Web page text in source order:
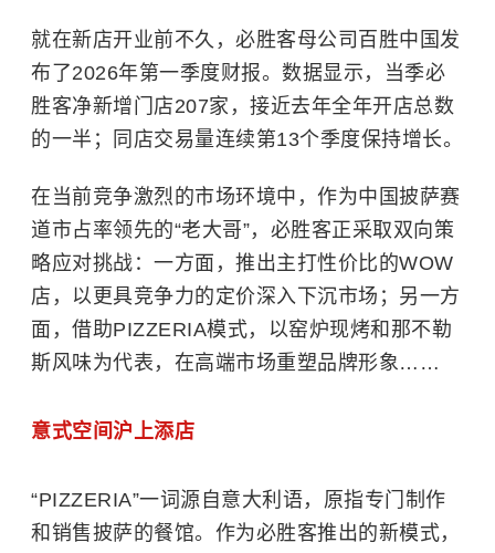
就在新店开业前不久，必胜客母公司百胜中国发
布了2026年第一季度财报。数据显示，当季必
胜客净新增门店207家，接近去年全年开店总数
的一半；同店交易量连续第13个季度保持增长。
在当前竞争激烈的市场环境中，作为中国披萨赛
道市占率领先的“老大哥”，必胜客正采取双向策
略应对挑战：一方面，推出主打性价比的WOW
店，以更具竞争力的定价深入下沉市场；另一方
面，借助PIZZERIA模式，以窑炉现烤和那不勒
斯风味为代表，在高端市场重塑品牌形象……
意式空间沪上添店
“PIZZERIA”一词源自意大利语，原指专门制作
和销售披萨的餐馆。作为必胜客推出的新模式，